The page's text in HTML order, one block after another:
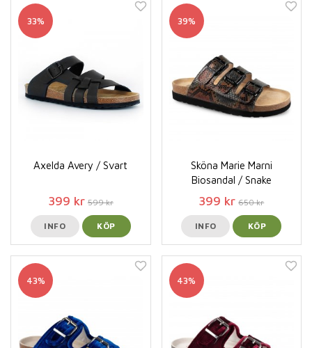
33%
Axelda Avery / Svart
399 kr 599 kr
INFO KÖP
39%
Sköna Marie Marni
Biosandal / Snake
399 kr 650 kr
INFO KÖP
43% 43%